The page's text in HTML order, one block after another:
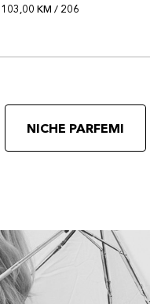
103,00 KM / 206
NICHE PARFEMI